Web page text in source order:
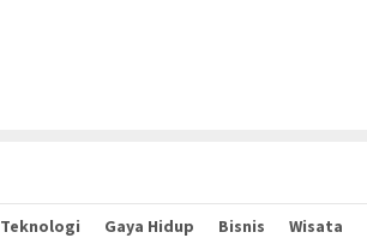
Teknologi Gaya Hidup Bisnis Wisata